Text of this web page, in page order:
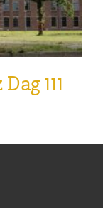
111
17 september